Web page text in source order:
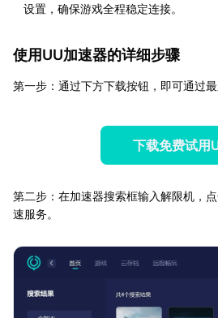
设置，确保游戏全程稳定连接。
使用UU加速器的详细步骤
第一步：通过下方下载按钮，即可通过最
下载免费试用
第二步：在加速器搜索框输入解限机，
速服务。